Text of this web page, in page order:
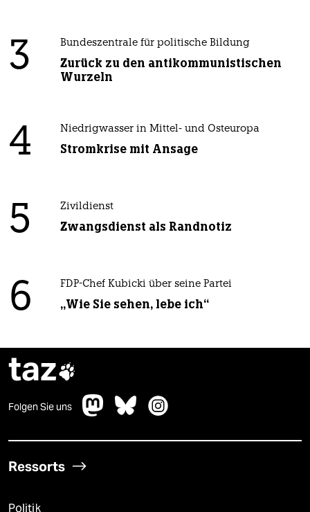
3 Bundeszentrale für politische Bildung
Zurück zu den antikommunistischen
Wurzeln
4 Niedrigwasser in Mittel- und Osteuropa
Stromkrise mit Ansage
5 Zivildienst
Zwangsdienst als Randnotiz
6 FDP-Chef Kubicki über seine Partei
„Wie Sie sehen, lebe ich“
taz
Folgen Sie uns
Ressorts
Politik